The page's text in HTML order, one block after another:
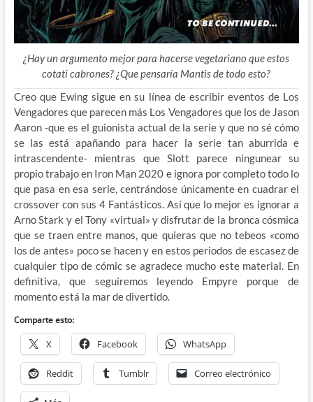
¿Hay un argumento mejor para hacerse vegetariano que estos
cotati cabrones? ¿Que pensaría Mantis de todo esto?
Creo que Ewing sigue en su línea de escribir eventos de Los
Vengadores que parecen más Los Vengadores que los de Jason
Aaron -que es el guionista actual de la serie y que no sé cómo
se las está apañando para hacer la serie tan aburrida e
intrascendente- mientras que Slott parece ningunear su
propio trabajo en Iron Man 2020 e ignora por completo todo lo
que pasa en esa serie, centrándose únicamente en cuadrar el
crossover con sus 4 Fantásticos. Así que lo mejor es ignorar a
Arno Stark y el Tony «virtual» y disfrutar de la bronca cósmica
que se traen entre manos, que quieras que no tebeos «como
los de antes» poco se hacen y en estos periodos de escasez de
cualquier tipo de cómic se agradece mucho este material. En
definitiva, que seguiremos leyendo Empyre porque de
momento está la mar de divertido.
Comparte esto:
X Facebook WhatsApp
Reddit Tumblr Correo electrónico